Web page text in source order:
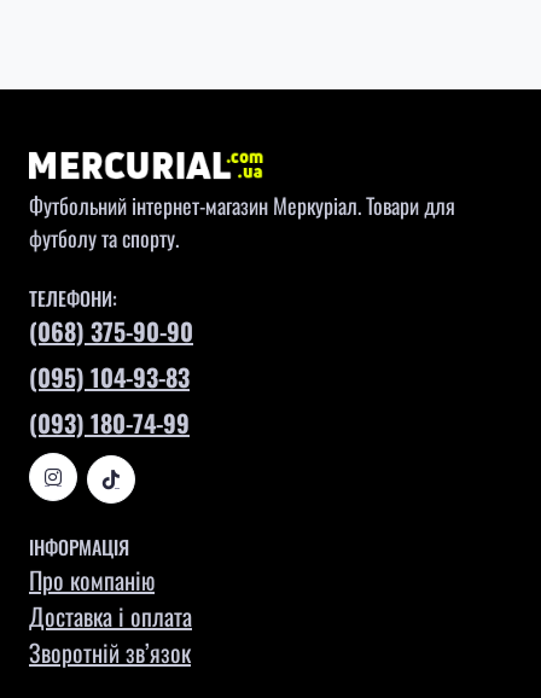
Футбольний інтернет-магазин Меркуріал. Товари для
футболу та спорту.
ТЕЛЕФОНИ:
(068) 375-90-90
(095) 104-93-83
(093) 180-74-99
ІНФОРМАЦІЯ
Про компанію
Доставка і оплата
Зворотній зв’язок